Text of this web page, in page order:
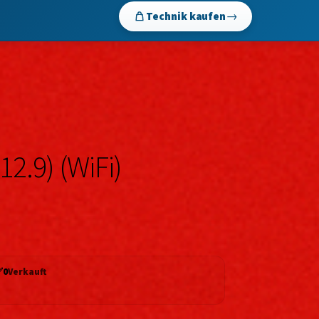
Technik kaufen→
(WiFi)
0Verkauft